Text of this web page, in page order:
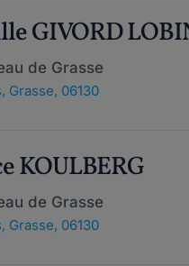
GIVORD
de Grasse
, Grasse, 06130
KOULBERG
de Grasse
, Grasse, 06130